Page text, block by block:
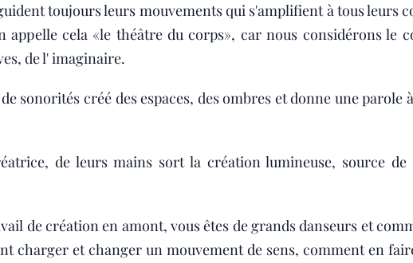
toujours leurs mouvements qui s'amplifient à tous leurs
appelle cela «le théâtre du corps», car nous considérons le
de l' imaginaire.
sonorités créé des espaces, des ombres et donne une parole
de leurs mains sort la création lumineuse, source de
de création en amont, vous êtes de grands danseurs et
charger et changer un mouvement de sens, comment en